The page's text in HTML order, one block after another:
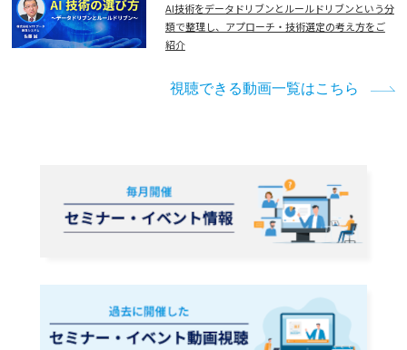
AI技術をデータドリブンとルールドリブンという分
類で整理し、アプローチ・技術選定の考え方をご
紹介
視聴できる動画一覧はこちら